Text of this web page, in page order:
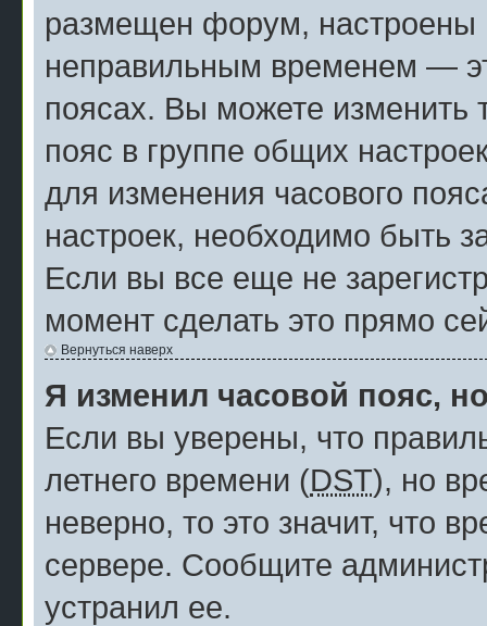
размещен форум, настроены
неправильным временем —
поясах. Вы можете изменить
пояс в группе общих
для изменения часового
настроек, необходимо быть
Если вы все еще не
момент сделать это прямо
Вернуться наверх
Я изменил часовой пояс,
Если вы уверены, что
летнего времени (DST), но
неверно, то это значит, что
сервере. Сообщите
устранил ее.